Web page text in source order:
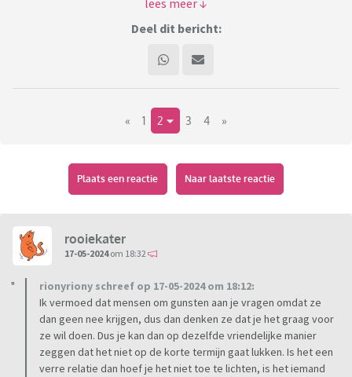
jezelf aangeleerd of altijd al gedaan?
Deel dit bericht:
« 1 2 3 4 »
Plaats een reactie Naar laatste reactie
rooiekater
17-05-2024om 18:32
rionyriony schreef op 17-05-2024 om 18:12:
Ik vermoed dat mensen om gunsten aan je vragen omdat ze
dan geen nee krijgen, dus dan denken ze dat je het graag voor
ze wil doen. Dus je kan dan op dezelfde vriendelijke manier
zeggen dat het niet op de korte termijn gaat lukken. Is het een
verre relatie dan hoef je het niet toe te lichten, is het iemand